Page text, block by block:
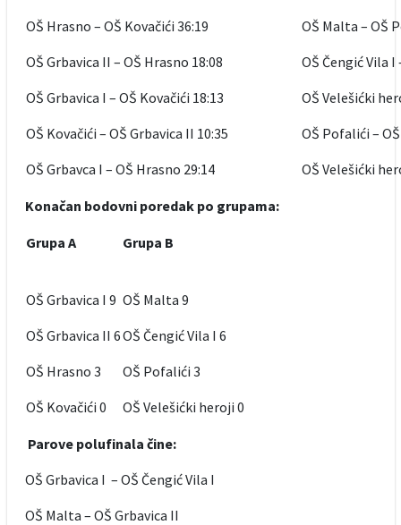
OŠ Hrasno – OŠ Kovačići 36:19
OŠ Grbavica II – OŠ Hrasno 18:08
OŠ Grbavica I – OŠ Kovačići 18:13
OŠ Kovačići – OŠ Grbavica II 10:35
OŠ Grbavca I – OŠ Hrasno 29:14
OŠ Malta – OŠ
OŠ Čengić Vila I
OŠ Velešićki
OŠ Pofalići –
OŠ Velešićki
Konačan bodovni poredak po grupama:
Grupa A
OŠ Grbavica I 9
OŠ Grbavica II 6
OŠ Hrasno 3
OŠ Kovačići 0
Grupa B
OŠ Malta 9
OŠ Čengić Vila I 6
OŠ Pofalići 3
OŠ Velešićki heroji 0
Parove polufinala čine:
OŠ Grbavica I – OŠ Čengić Vila I
OŠ Malta – OŠ Grbavica II